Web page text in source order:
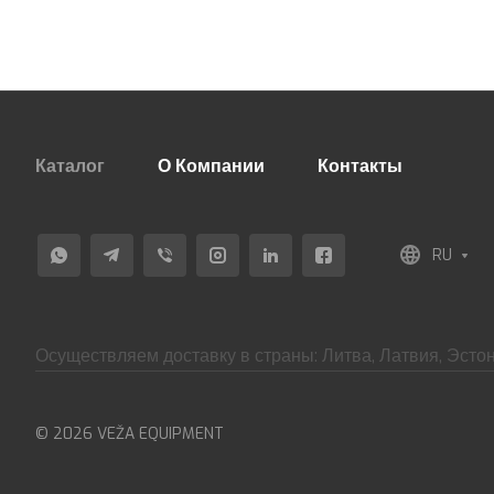
Каталог О Компании Контакты
RU
Осуществляем доставку в страны: Литва, Латвия,
© 2026 VEŽA EQUIPMENT